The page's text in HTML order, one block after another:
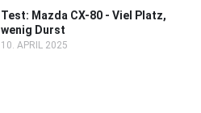
Test: Mazda CX-80 - Viel Platz,
wenig Durst
10. APRIL 2025